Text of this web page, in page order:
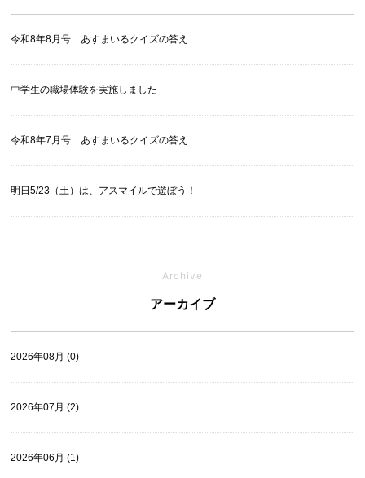
令和8年8月号 あすまいるクイズの答え
中学生の職場体験を実施しました
令和8年7月号 あすまいるクイズの答え
明日5/23（土）は、アスマイルで遊ぼう！
Archive
アーカイブ
2026年08月 (0)
2026年07月 (2)
2026年06月 (1)